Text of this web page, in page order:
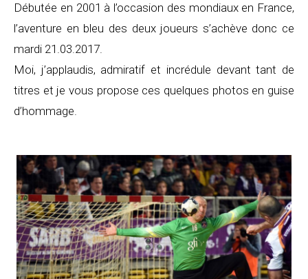
Débutée en 2001 à l’occasion des mondiaux en France,
l’aventure en bleu des deux joueurs s’achève donc ce
mardi 21.03.2017.
Moi, j’applaudis, admiratif et incrédule devant tant de
titres et je vous propose ces quelques photos en guise
d’hommage.